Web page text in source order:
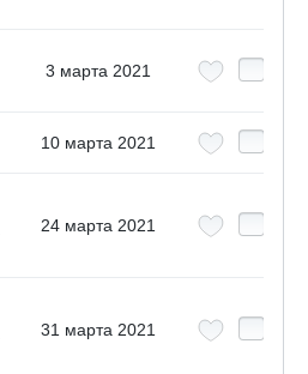
3 марта 2021
10 марта 2021
24 марта 2021
31 марта 2021